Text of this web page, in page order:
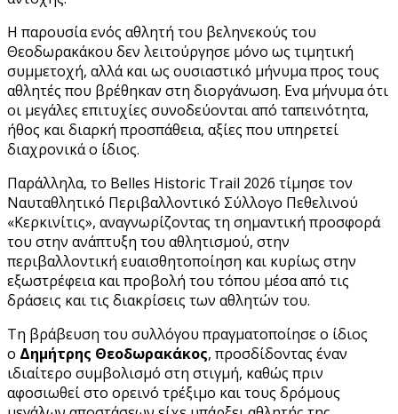
Η παρουσία ενός αθλητή του βεληνεκούς του
Θεοδωρακάκου δεν λειτούργησε μόνο ως τιμητική
συμμετοχή, αλλά και ως ουσιαστικό μήνυμα προς τους
αθλητές που βρέθηκαν στη διοργάνωση. Ενα μήνυμα ότι
οι μεγάλες επιτυχίες συνοδεύονται από ταπεινότητα,
ήθος και διαρκή προσπάθεια, αξίες που υπηρετεί
διαχρονικά ο ίδιος.
Παράλληλα, το Belles Historic Trail 2026 τίμησε τον
Ναυταθλητικό Περιβαλλοντικό Σύλλογο Πεθελινού
«Κερκινίτις», αναγνωρίζοντας τη σημαντική προσφορά
του στην ανάπτυξη του αθλητισμού, στην
περιβαλλοντική ευαισθητοποίηση και κυρίως στην
εξωστρέφεια και προβολή του τόπου μέσα από τις
δράσεις και τις διακρίσεις των αθλητών του.
Τη βράβευση του συλλόγου πραγματοποίησε ο ίδιος
ο Δημήτρης Θεοδωρακάκος, προσδίδοντας έναν
ιδιαίτερο συμβολισμό στη στιγμή, καθώς πριν
αφοσιωθεί στο ορεινό τρέξιμο και τους δρόμους